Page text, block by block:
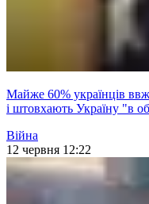
Майже 60% українців
і штовхають Україну "в
Війна
12 червня 12:22